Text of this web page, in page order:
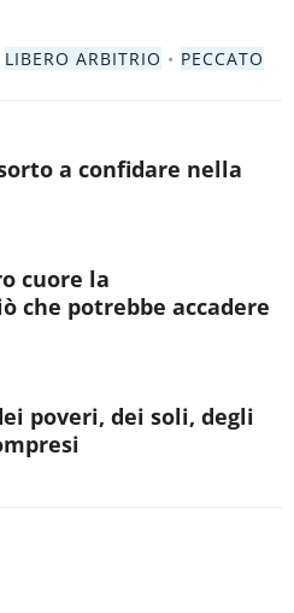
LIBERO ARBITRIO • PECCATO
a confidare nella
cuore la
che potrebbe accadere
poveri, dei soli, degli